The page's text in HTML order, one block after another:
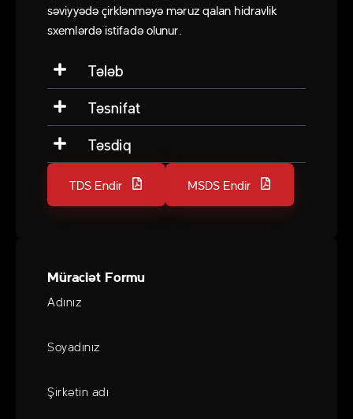
səviyyədə çirklənməyə məruz qalan hidravlik
sxemlərdə istifadə olunur.
Tələb
Təsnifat
Təsdiq
TDS Endir MSDS Endir
Müraciət Formu